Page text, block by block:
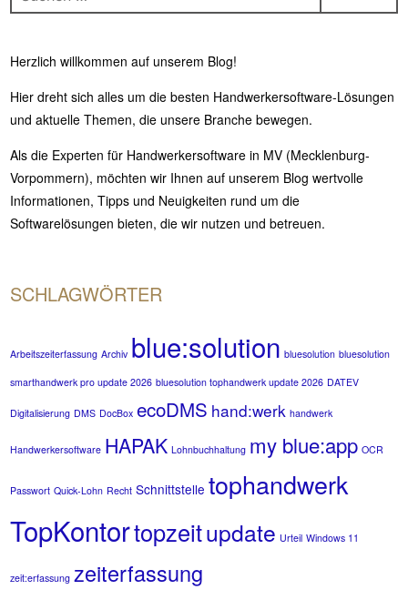
nach:
Herzlich willkommen auf unserem Blog!
Hier dreht sich alles um die besten Handwerkersoftware-Lösungen
und aktuelle Themen, die unsere Branche bewegen.
Als die Experten für Handwerkersoftware in MV (Mecklenburg-
Vorpommern), möchten wir Ihnen auf unserem Blog wertvolle
Informationen, Tipps und Neuigkeiten rund um die
Softwarelösungen bieten, die wir nutzen und betreuen.
SCHLAGWÖRTER
Arbeitszeiterfassung Archiv blue:solution bluesolution bluesolution
smarthandwerk pro update 2026 bluesolution tophandwerk update 2026 DATEV
Digitalisierung DMS DocBox ecoDMS hand:werk handwerk
Handwerkersoftware HAPAK Lohnbuchhaltung my blue:app OCR
Passwort Quick-Lohn Recht Schnittstelle tophandwerk
TopKontortopzeitupdate Urteil Windows 11
zeit:erfassung zeiterfassung